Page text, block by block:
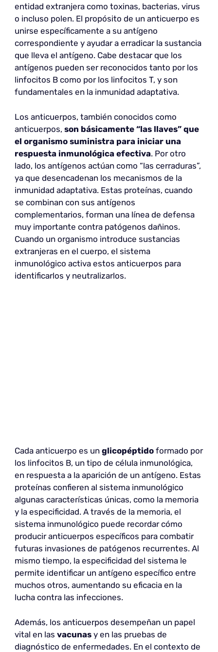
entidad extranjera como toxinas, bacterias, virus
o incluso polen. El propósito de un anticuerpo es
unirse específicamente a su antígeno
correspondiente y ayudar a erradicar la sustancia
que lleva el antígeno. Cabe destacar que los
antígenos pueden ser reconocidos tanto por los
linfocitos B como por los linfocitos T, y son
fundamentales en la inmunidad adaptativa.
Los anticuerpos, también conocidos como
anticuerpos, son básicamente “las llaves” que
el organismo suministra para iniciar una
respuesta inmunológica efectiva. Por otro
lado, los antígenos actúan como “las cerraduras”,
ya que desencadenan los mecanismos de la
inmunidad adaptativa. Estas proteínas, cuando
se combinan con sus antígenos
complementarios, forman una línea de defensa
muy importante contra patógenos dañinos.
Cuando un organismo introduce sustancias
extranjeras en el cuerpo, el sistema
inmunológico activa estos anticuerpos para
identificarlos y neutralizarlos.
Cada anticuerpo es un glicopéptido formado por
los linfocitos B, un tipo de célula inmunológica,
en respuesta a la aparición de un antígeno. Estas
proteínas confieren al sistema inmunológico
algunas características únicas, como la memoria
y la especificidad. A través de la memoria, el
sistema inmunológico puede recordar cómo
producir anticuerpos específicos para combatir
futuras invasiones de patógenos recurrentes. Al
mismo tiempo, la especificidad del sistema le
permite identificar un antígeno específico entre
muchos otros, aumentando su eficacia en la
lucha contra las infecciones.
Además, los anticuerpos desempeñan un papel
vital en las vacunas y en las pruebas de
diagnóstico de enfermedades. En el contexto de